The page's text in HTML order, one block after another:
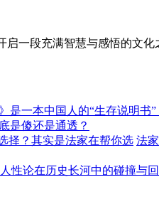
启一段充满智慧与感悟的文化
是一本中国人的“生存说明书”
是傻还是通透？
择？其实是法家在帮你选 法
性论在历史长河中的碰撞与